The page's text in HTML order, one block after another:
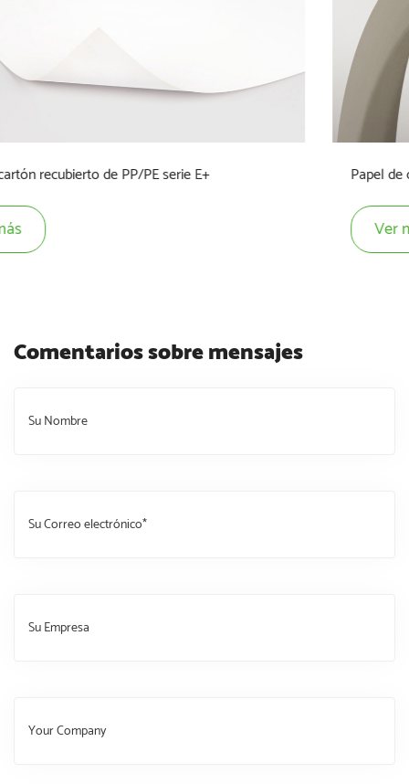
Papel de cartón recubierto de PLA serie P+
Comentarios sobre mensajes